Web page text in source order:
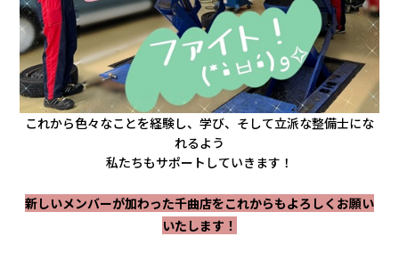
これから色々なことを経験し、学び、そして立派な整備士にな
れるよう
私たちもサポートしていきます！
新しいメンバーが加わった千曲店をこれからもよろしくお願い
いたします！